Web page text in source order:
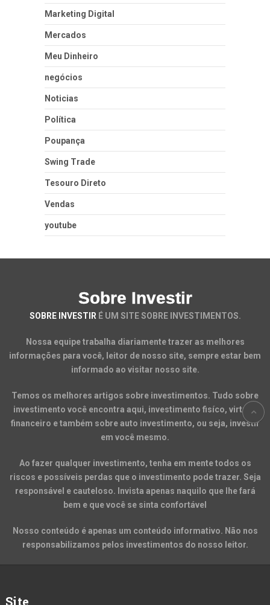
Marketing Digital
Mercados
Meu Dinheiro
negócios
Noticias
Política
Poupança
Swing Trade
Tesouro Direto
Vendas
youtube
Sobre Investir
SOBRE INVESTIR É UM SITE SOBRE INVESTIMENTOS.
Nossa equipe trabalha diariamente trazer as melhores
informações para você, leitor de nosso site, sempre estar bem
informado ao visitar nosso site.
Temos os melhores artigos sobre investimentos. Tudo sobre
investimento você encontra aqui, investimento fisíco, virtual,
financeiro e também sobre auto investimento, ou seja, investir
em você mesmo.
Ao fazer qualquer investimento, tenha em mente todos os
riscos e possíveis perdas que o investimento pode trazer. Seja
responsável e cauteloso. Invista apenas naquilo que lhe fará
bem e que você se sinta confortável
Nosso conteúdo é apenas um conteúdo informativo. Não nos
responsabilizamos pelos investimentos do nosso leitor.
Site